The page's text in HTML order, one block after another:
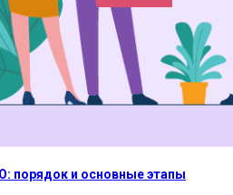
порядок и основные этапы